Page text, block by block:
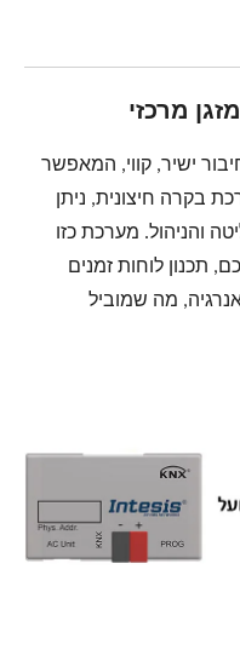
ישיר, קווי, המאפשר
בקרה חיצונית, ניתן
והניהול. מערכת כזו
תכנון לוחות זמנים
מה שמוביל